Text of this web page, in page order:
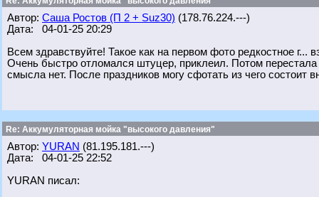
Автор: Саша Ростов (П 2 + Suz30) (178.76.224.---)
Дата: 04-01-25 20:29
Всем здравствуйте! Такое как на первом фото редкостное
Очень быстро отломался штуцер, приклеил. Потом
смысла нет. После праздников могу сфотать из чего состоит
Re: Аккумуляторная мойка "высокого давления"
Автор: YURAN (81.195.181.---)
Дата: 04-01-25 22:52
YURAN писал: